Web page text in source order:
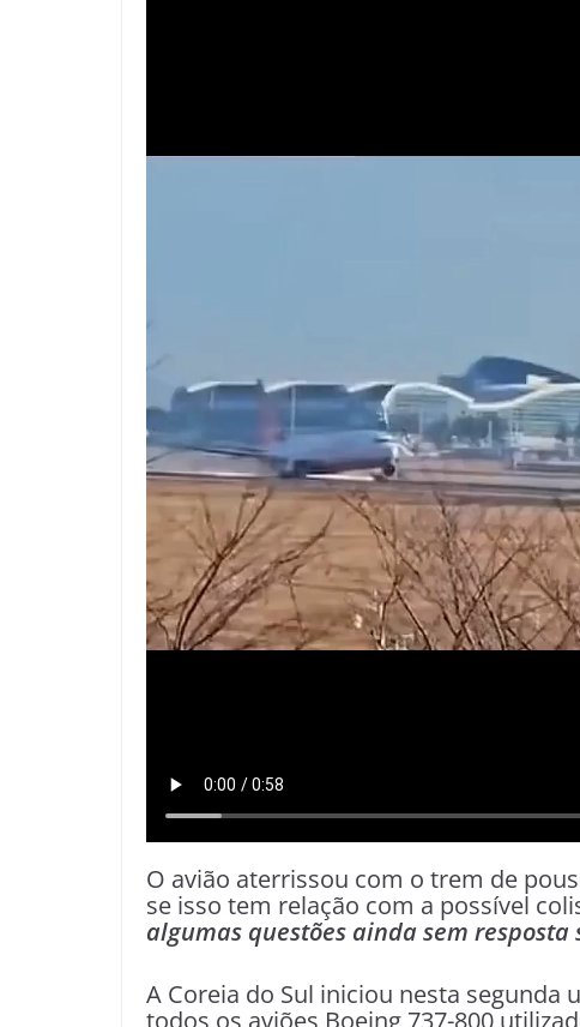
O avião aterrissou com o trem de
se isso tem relação com a possível
algumas questões ainda sem resposta
A Coreia do Sul iniciou nesta segunda
todos os aviões Boeing 737-800